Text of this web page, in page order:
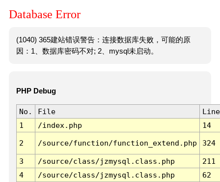
Database Error
(1040) 365建站错误警告：连接数据库失败，可能的原
因：1、数据库密码不对; 2、mysql未启动。
PHP Debug
No. File
Line
1
/index.php 14
2 /source/function/function_extend.php 324
3 /source/class/jzmysql.class.php
211
4
/source/class/jzmysql.class.php
62